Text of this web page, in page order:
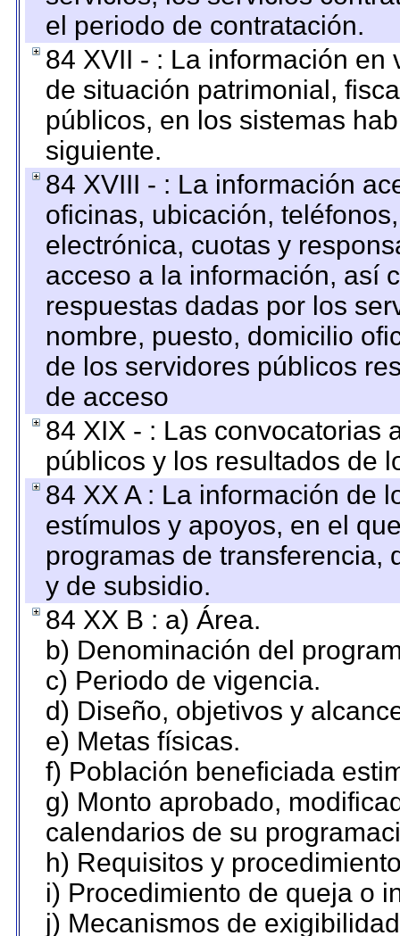
el periodo de contratación.
84 XVII - : La información
de situación patrimonial,
públicos, en los sistemas
siguiente.
84 XVIII - : La información
oficinas, ubicación,
electrónica, cuotas y
acceso a la información, así
respuestas dadas por los
nombre, puesto, domicilio
de los servidores públicos
de acceso
84 XIX - : Las convocatorias
públicos y los resultados de
84 XX A : La información de
estímulos y apoyos, en el
programas de transferencia,
y de subsidio.
84 XX B : a) Área.
b) Denominación del
c) Periodo de vigencia.
d) Diseño, objetivos y
e) Metas físicas.
f) Población beneficiada
g) Monto aprobado,
calendarios de su
h) Requisitos y
i) Procedimiento de queja o
j) Mecanismos de